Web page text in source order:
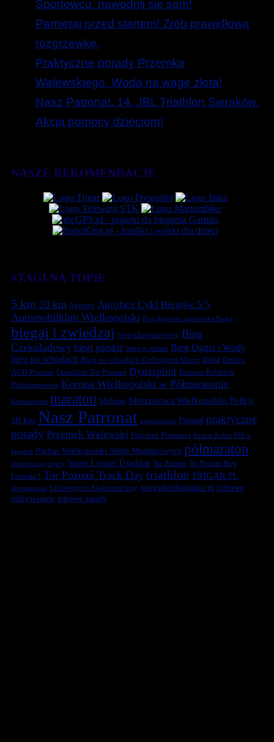
Sportowcu, nawodnij się sam!
Pamiętaj przed startem! Zrób prawidłową
rozgrzewkę.
Praktyczne porady Przemka
Walewskiego. Woda na wagę złota!
Nasz Patronat. 14. JBL Triathlon Sieraków.
Akcja pomocy dzieciom!
NASZE REKOMENDACJE
#TAGI NA TOPIE
5 km 10 km Agrobex Agrobex Cykl Biegów 5/5
Automobilklub Wielkopolski Bieg Agrobex zalasewska Piątka
biegaj i zwiedzaj bieg charytatywny Bieg
Czekoladowy biegi górskie biegi w terenie Bieg Ognia i Wody
bieg po schodach Bieg po schodach Collegium Altum dieta Domix
AGD Poznań Duathlon Tor Poznań Dynasplint Korona Polskich
Półmaratonów Korona Wielkopolski w Półmaratonie
Koronawirus maraton Millano Mistrzostwa Wielkopolski Policji
10 km Nasz Patronat nawodnienie Poznań praktyczne
porady Przemek Walewski Przystań Posnania Puchar Polski PSP w
biegach Puchar Wielkopolski Służb Mundurowych półmaraton
strategia zwycięzcy Super League Triathlon Tor Poznań Tor Poznań Bieg
Formuła 1 Tor Poznań Track Day triathlon TRIGAR.PL
ultramaraton Uniwersytet Ekonomiczny wszystkoobieganiu.pl zdrowe
odżywianie zdrowe zasady